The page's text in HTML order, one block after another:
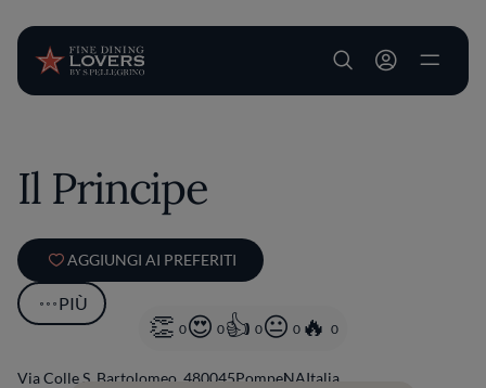
User account
Il Principe
AGGIUNGI AI PREFERITI
PIÙ
0 0 0 0 0
Via Colle S. Bartolomeo, 480045PompeiNAItalia